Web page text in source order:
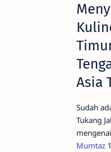
Asia
Sudah
Tukang
mengenai
Mumtaz